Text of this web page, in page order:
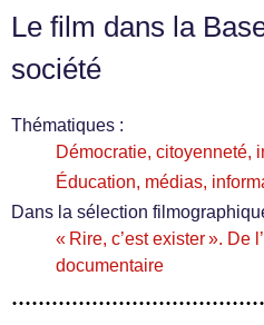
Le film dans la
société
Thématiques :
Démocratie, citoyenneté,
Éducation, médias,
Dans la sélection
« Rire, c’est exister ». De
documentaire